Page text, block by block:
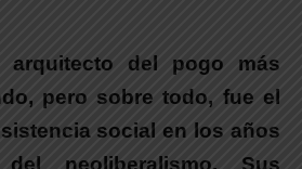
del pogo más
pero sobre todo, fue el
social en los años
neoliberalismo. Sus